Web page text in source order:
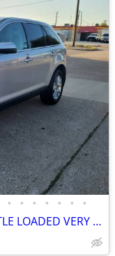
• • • • • • •
2013 FORD EDGE LIMITED CLEAN TITLE LOADED VERY WELL MAINTAINED